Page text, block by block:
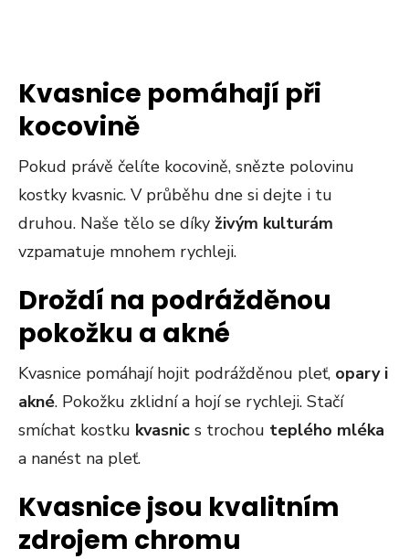
Kvasnice pomáhají při
kocovině
Pokud právě čelíte kocovině, snězte polovinu
kostky kvasnic. V průběhu dne si dejte i tu
druhou. Naše tělo se díky živým kulturám
vzpamatuje mnohem rychleji.
Droždí na podrážděnou
pokožku a akné
Kvasnice pomáhají hojit podrážděnou pleť, opary i
akné. Pokožku zklidní a hojí se rychleji. Stačí
smíchat kostku kvasnic s trochou teplého mléka
a nanést na pleť.
Kvasnice jsou kvalitním
zdrojem chromu